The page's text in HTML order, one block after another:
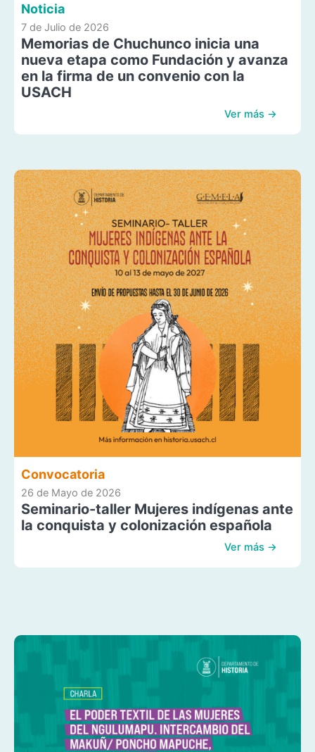
Noticia
7 de Julio de 2026
Memorias de Chuchunco inicia una
nueva etapa como Fundación y avanza
en la firma de un convenio con la
USACH
Ver más →
Convocatoria
26 de Mayo de 2026
Seminario-taller Mujeres indígenas ante
la conquista y colonización española
Ver más →